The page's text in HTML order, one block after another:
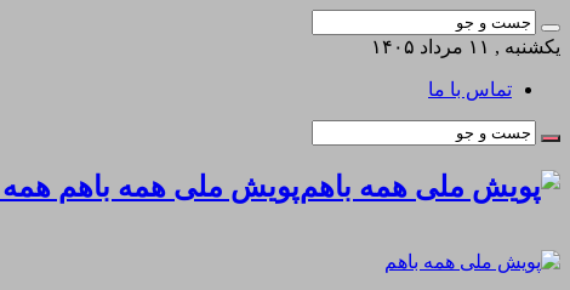
یکشنبه , ۱۱ مرداد ۱۴۰۵
تماس با ما
پویش ملی همه باهم